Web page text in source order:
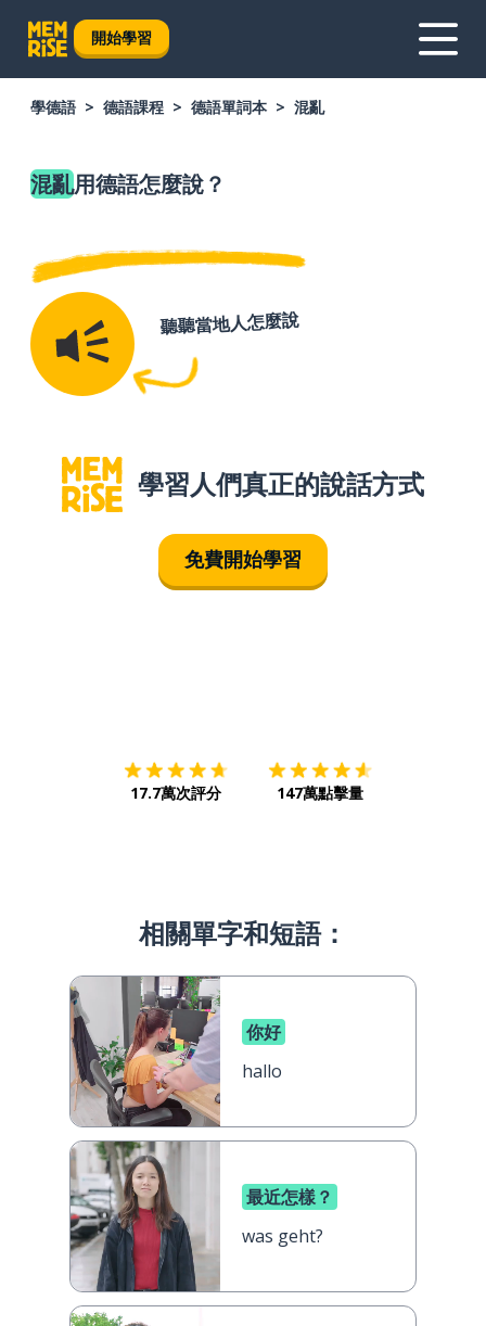
開始學習
學德語 德語課程 德語單詞本 混亂
混亂用德語怎麼說？
聽聽當地人怎麼說
學習人們真正的說話方式
免費開始學習
17.7萬次評分 147萬點擊量
相關單字和短語：
你好
hallo
最近怎樣？
was geht?